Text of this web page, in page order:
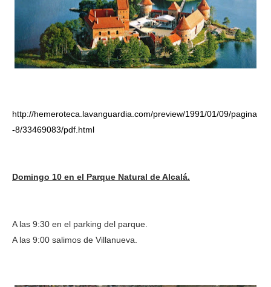
http://hemeroteca.lavanguardia.com/preview/1991/01/09/pagina
-8/33469083/pdf.html
Domingo 10 en el Parque Natural de Alcalá.
A las 9:30 en el parking del parque.
A las 9:00 salimos de Villanueva.